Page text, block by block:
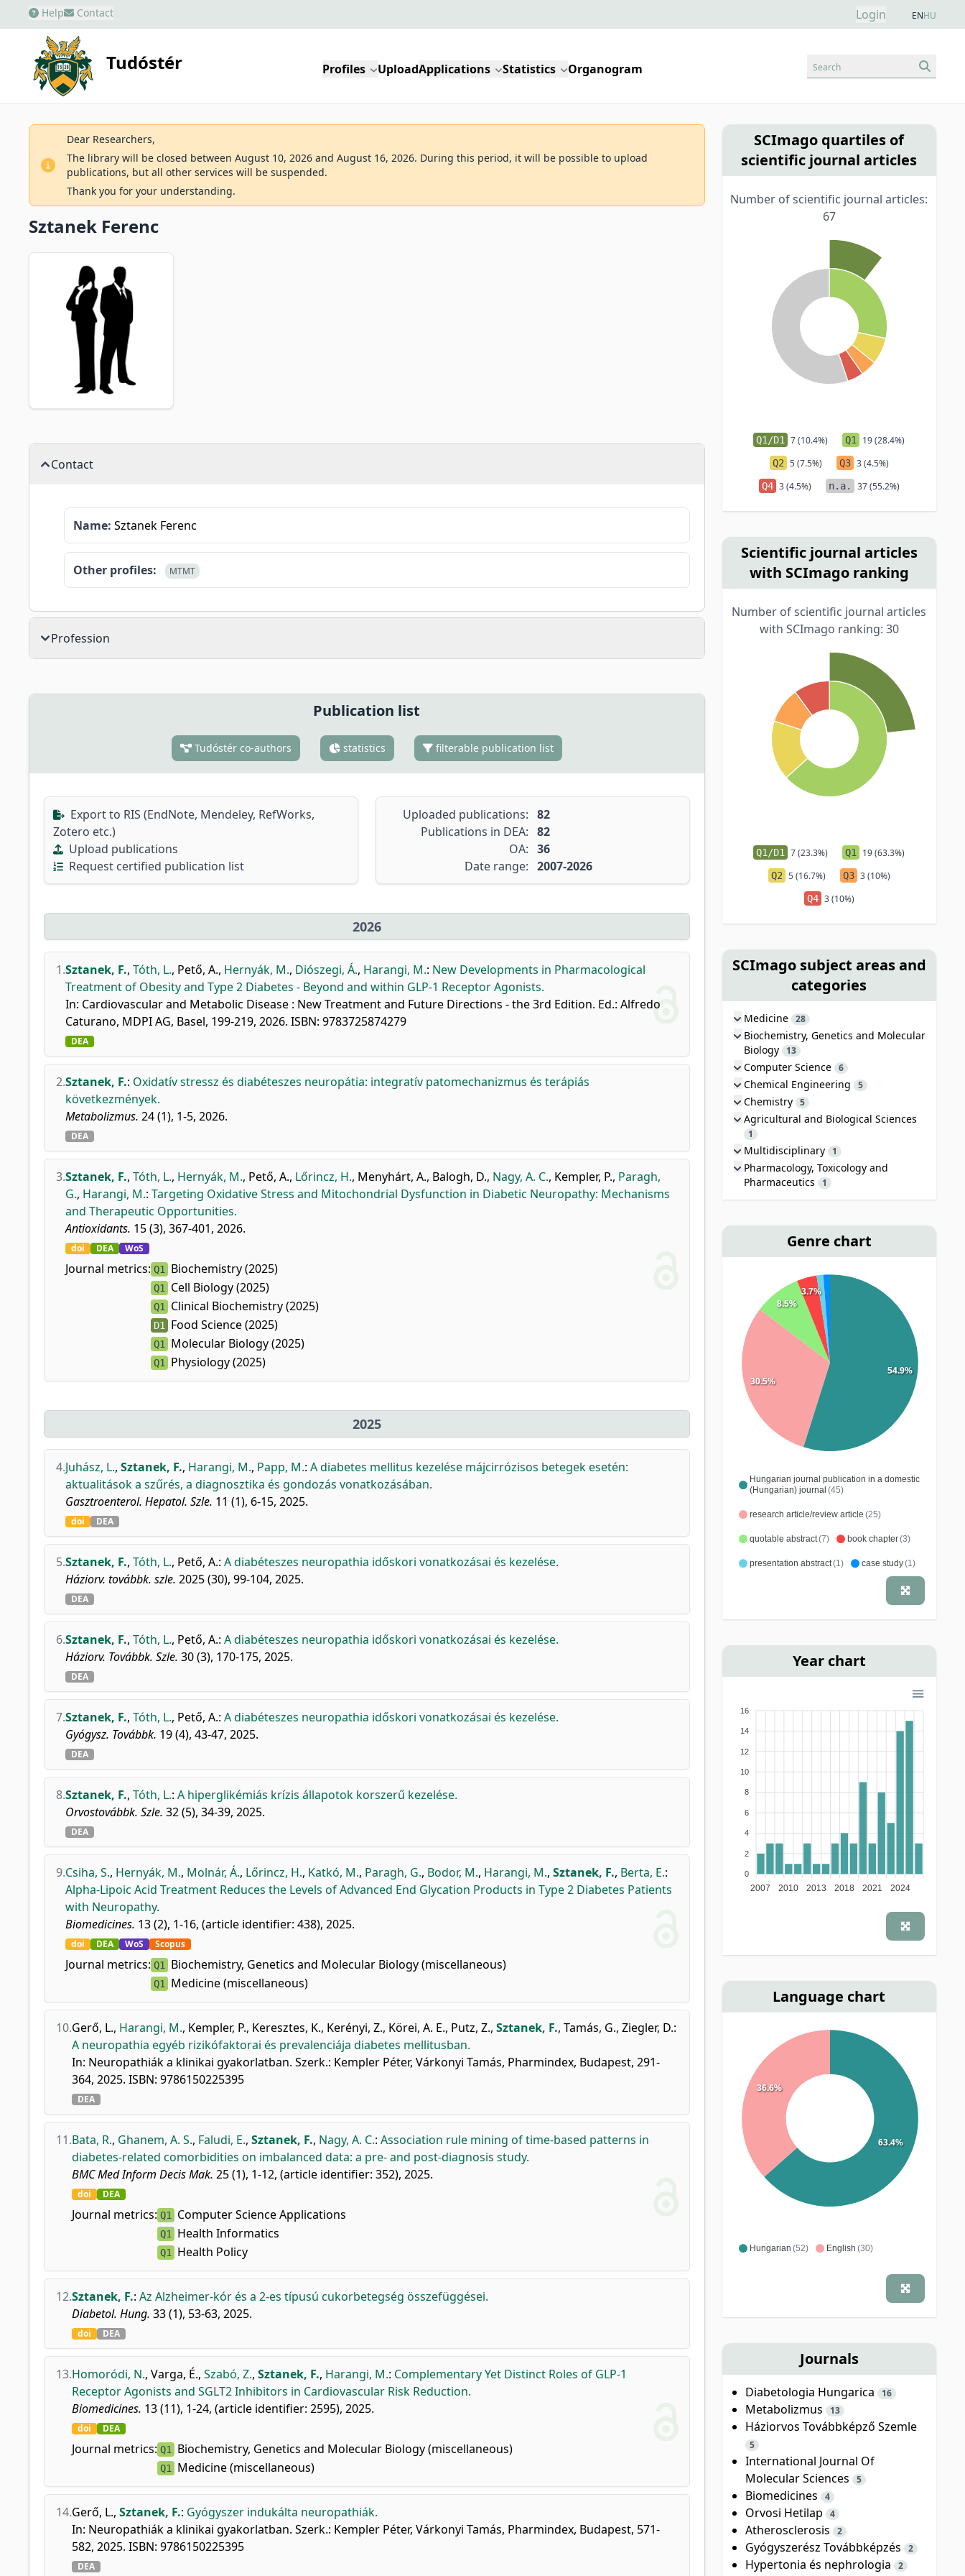
Help Contact Login ENHU
Tudóstér Profiles UploadApplications Statistics Organogram Search
Dear Researchers,
The library will be closed between August 10, 2026 and August 16, 2026. During this period, it will be possible to upload
publications, but all other services will be suspended.
Thank you for your understanding.
Sztanek Ferenc
Contact
Name: Sztanek Ferenc
Other profiles: MTMT
Profession
Publication list
Tudóstér co-authors statistics filterable publication list
Export to RIS (EndNote, Mendeley, RefWorks,
Zotero etc.)
Upload publications
Request certified publication list
Uploaded publications: 82
Publications in DEA: 82
OA: 36
Date range: 2007-2026
2026
1.Sztanek, F., Tóth, L., Pető, A., Hernyák, M., Diószegi, Á., Harangi, M.: New Developments in Pharmacological
Treatment of Obesity and Type 2 Diabetes - Beyond and within GLP-1 Receptor Agonists.
In: Cardiovascular and Metabolic Disease : New Treatment and Future Directions - the 3rd Edition. Ed.: Alfredo
Caturano, MDPI AG, Basel, 199-219, 2026. ISBN: 9783725874279
DEA
2.Sztanek, F.: Oxidatív stressz és diabéteszes neuropátia: integratív patomechanizmus és terápiás
következmények.
Metabolizmus. 24 (1), 1-5, 2026.
DEA
3.Sztanek, F., Tóth, L., Hernyák, M., Pető, A., Lőrincz, H., Menyhárt, A., Balogh, D., Nagy, A. C., Kempler, P., Paragh,
G., Harangi, M.: Targeting Oxidative Stress and Mitochondrial Dysfunction in Diabetic Neuropathy: Mechanisms
and Therapeutic Opportunities.
Antioxidants. 15 (3), 367-401, 2026.
doi DEA WoS
Journal metrics: Q1 Biochemistry (2025)
Q1 Cell Biology (2025)
Q1 Clinical Biochemistry (2025)
D1 Food Science (2025)
Q1 Molecular Biology (2025)
Q1 Physiology (2025)
2025
4.Juhász, L., Sztanek, F., Harangi, M., Papp, M.: A diabetes mellitus kezelése májcirrózisos betegek esetén:
aktualitások a szűrés, a diagnosztika és gondozás vonatkozásában.
Gasztroenterol. Hepatol. Szle. 11 (1), 6-15, 2025.
doi DEA
5.Sztanek, F., Tóth, L., Pető, A.: A diabéteszes neuropathia időskori vonatkozásai és kezelése.
Háziorv. továbbk. szle. 2025 (30), 99-104, 2025.
DEA
6.Sztanek, F., Tóth, L., Pető, A.: A diabéteszes neuropathia időskori vonatkozásai és kezelése.
Háziorv. Továbbk. Szle. 30 (3), 170-175, 2025.
DEA
7.Sztanek, F., Tóth, L., Pető, A.: A diabéteszes neuropathia időskori vonatkozásai és kezelése.
Gyógysz. Továbbk. 19 (4), 43-47, 2025.
DEA
8.Sztanek, F., Tóth, L.: A hiperglikémiás krízis állapotok korszerű kezelése.
Orvostovábbk. Szle. 32 (5), 34-39, 2025.
DEA
9.Csiha, S., Hernyák, M., Molnár, Á., Lőrincz, H., Katkó, M., Paragh, G., Bodor, M., Harangi, M., Sztanek, F., Berta, E.:
Alpha-Lipoic Acid Treatment Reduces the Levels of Advanced End Glycation Products in Type 2 Diabetes Patients
with Neuropathy.
Biomedicines. 13 (2), 1-16, (article identifier: 438), 2025.
doi DEA WoS Scopus
Journal metrics: Q1 Biochemistry, Genetics and Molecular Biology (miscellaneous)
Q1 Medicine (miscellaneous)
10.Gerő, L., Harangi, M., Kempler, P., Keresztes, K., Kerényi, Z., Körei, A. E., Putz, Z., Sztanek, F., Tamás, G., Ziegler, D.:
A neuropathia egyéb rizikófaktorai és prevalenciája diabetes mellitusban.
In: Neuropathiák a klinikai gyakorlatban. Szerk.: Kempler Péter, Várkonyi Tamás, Pharmindex, Budapest, 291-
364, 2025. ISBN: 9786150225395
DEA
11.Bata, R., Ghanem, A. S., Faludi, E., Sztanek, F., Nagy, A. C.: Association rule mining of time-based patterns in
diabetes-related comorbidities on imbalanced data: a pre- and post-diagnosis study.
BMC Med Inform Decis Mak. 25 (1), 1-12, (article identifier: 352), 2025.
doi DEA
Journal metrics: Q1 Computer Science Applications
Q1 Health Informatics
Q1 Health Policy
12.Sztanek, F.: Az Alzheimer-kór és a 2-es típusú cukorbetegség összefüggései.
Diabetol. Hung. 33 (1), 53-63, 2025.
doi DEA
13.Homoródi, N., Varga, É., Szabó, Z., Sztanek, F., Harangi, M.: Complementary Yet Distinct Roles of GLP-1
Receptor Agonists and SGLT2 Inhibitors in Cardiovascular Risk Reduction.
Biomedicines. 13 (11), 1-24, (article identifier: 2595), 2025.
doi DEA
Journal metrics: Q1 Biochemistry, Genetics and Molecular Biology (miscellaneous)
Q1 Medicine (miscellaneous)
14.Gerő, L., Sztanek, F.: Gyógyszer indukálta neuropathiák.
In: Neuropathiák a klinikai gyakorlatban. Szerk.: Kempler Péter, Várkonyi Tamás, Pharmindex, Budapest, 571-
582, 2025. ISBN: 9786150225395
DEA
SCImago quartiles of
scientific journal articles
Number of scientific journal articles:
67
Q1/D1 7 (10.4%) Q1 19 (28.4%)
Q2 5 (7.5%) Q3 3 (4.5%)
Q4 3 (4.5%) n.a. 37 (55.2%)
Scientific journal articles
with SCImago ranking
Number of scientific journal articles
with SCImago ranking: 30
Q1/D1 7 (23.3%) Q1 19 (63.3%)
Q2 5 (16.7%) Q3 3 (10%)
Q4 3 (10%)
SCImago subject areas and
categories
Medicine 28
Biochemistry, Genetics and Molecular
Biology
13
Computer Science 6
Chemical Engineering 5
Chemistry 5
Agricultural and Biological Sciences
1
Multidisciplinary 1
Pharmacology, Toxicology and
Pharmaceutics
1
Genre chart
Hungarian journal publication in a domestic
(Hungarian) journal (45)
research article/review article (25)
quotable abstract(7) book chapter(3)
presentation abstract(1) case study(1)
54.9%
30.5%
8.5%
3.7%
Year chart
16
14
12
10
8
6
4
2
0
2007 2010 2013 2018 2021 2024
Language chart
Hungarian (52) English (30)
63.4%
36.6%
Journals
Diabetologia Hungarica 16
Metabolizmus 13
Háziorvos Továbbképző Szemle
5
International Journal Of
Molecular Sciences
5
Biomedicines 4
Orvosi Hetilap 4
Atherosclerosis 2
Gyógyszerész Továbbképzés 2
Hypertonia és nephrologia 2